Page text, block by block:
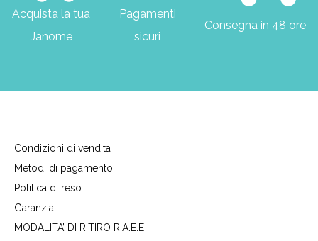
Acquista la tua
Janome
Pagamenti
sicuri
Consegna in 48 ore
Condizioni di vendita
Metodi di pagamento
Politica di reso
Garanzia
MODALITA’ DI RITIRO R.A.E.E